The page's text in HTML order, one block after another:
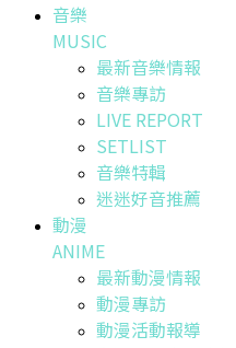
音樂
MUSIC
最新音樂情報
音樂專訪
LIVE REPORT
SETLIST
音樂特輯
迷迷好音推薦
動漫
ANIME
最新動漫情報
動漫專訪
動漫活動報導